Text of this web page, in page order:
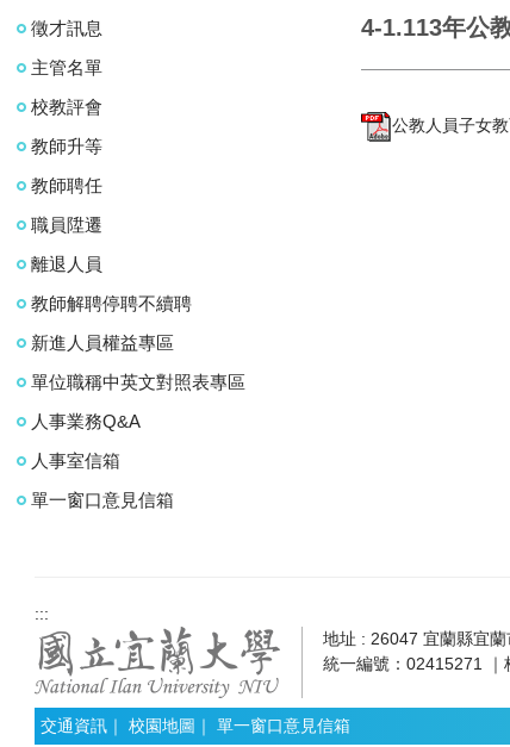
徵才訊息
主管名單
校教評會
教師升等
教師聘任
職員陞遷
離退人員
教師解聘停聘不續聘
新進人員權益專區
單位職稱中英文對照表專區
人事業務Q&A
人事室信箱
單一窗口意見信箱
4-1.113年公
公教人員子女
:::
地址 : 26047 宜蘭縣宜
統一編號：02415271
交通資訊 ｜ 校園地圖 ｜ 單一窗口意見信箱